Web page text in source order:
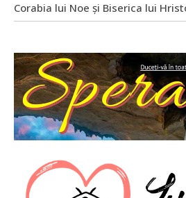
Corabia lui Noe și Biserica lui